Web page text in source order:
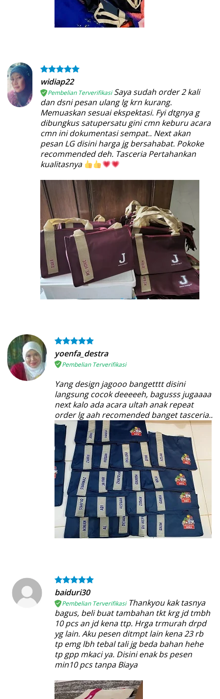
widiap22
Pembelian TerverifikasiSaya sudah order 2 kali
dan dsni pesan ulang lg krn kurang.
Memuaskan sesuai ekspektasi. Fyi dtgnya g
dibungkus satupersatu gini cmn keburu acara
cmn ini dokumentasi sempat.. Next akan
pesan LG disini harga jg bersahabat. Pokoke
recommended deh. Tasceria Pertahankan
kualitasnya
yoenfa_destra
Pembelian Terverifikasi
Yang design jagooo bangetttt disini
langsung cocok deeeeeh, bagusss jugaaaa
next kalo ada acara ultah anak repeat
order lg aah recomended banget tasceria..
baiduri30
Pembelian TerverifikasiThankyou kak tasnya
bagus, beli buat tambahan tkt krg jd tmbh
10 pcs an jd kena ttp. Hrga trmurah drpd
yg lain. Aku pesen ditmpt lain kena 23 rb
tp emg lbh tebal tali jg beda bahan hehe
tp gpp mkaci ya. Disini enak bs pesen
min10 pcs tanpa Biaya